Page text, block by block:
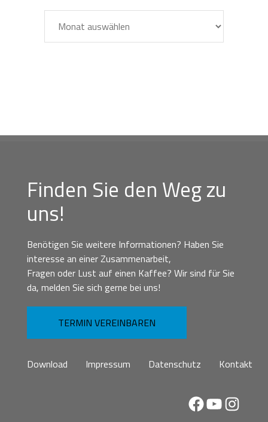
Finden Sie den Weg zu
uns!
Benötigen Sie weitere Informationen? Haben Sie
interesse an einer Zusammenarbeit,
Fragen oder Lust auf einen Kaffee? Wir sind für Sie
da, melden Sie sich gerne bei uns!
TERMIN VEREINBAREN
Download Impressum Datenschutz Kontakt
Facebook
YouTube